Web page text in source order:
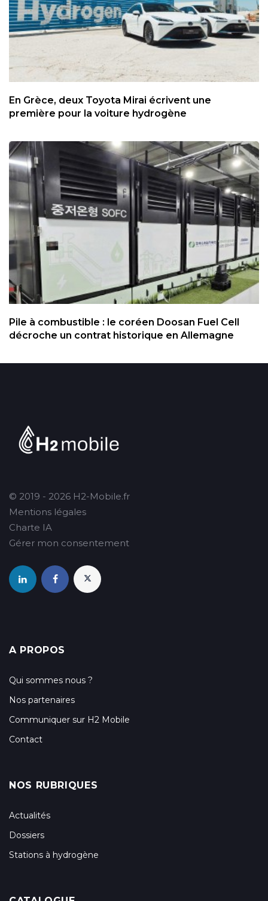
En Grèce, deux Toyota Mirai écrivent une
première pour la voiture hydrogène
Pile à combustible : le coréen Doosan Fuel Cell
décroche un contrat historique en Allemagne
© 2019 - 2026 H2-Mobile.fr
Mentions légales
Charte IA
Gérer mon consentement
A PROPOS
Qui sommes nous ?
Nos partenaires
Communiquer sur H2 Mobile
Contact
NOS RUBRIQUES
Actualités
Dossiers
Stations à hydrogène